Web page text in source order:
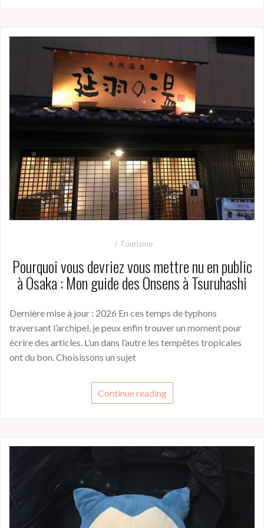
Tourisme
Pourquoi vous devriez vous mettre nu en public
à Osaka : Mon guide des Onsens à Tsuruhashi
Dernière mise à jour : 2026 En ces temps de typhons
traversant l’archipel, je peux enfin trouver un moment pour
écrire des articles. L’un dans l’autre les tempêtes tropicales
ont du bon. Choisissons un sujet
Continue reading